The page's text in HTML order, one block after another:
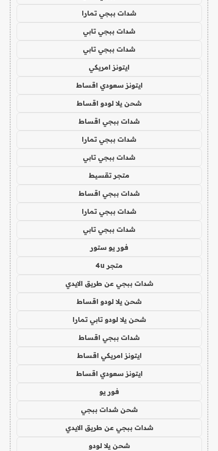
شدات ببجي تمارا
شدات ببجي تابي
شدات ببجي تابي
ايتونز امريكي
ايتونز سعودي اقساط
شحن يلا لودو اقساط
شدات ببجي اقساط
شدات ببجي تمارا
شدات ببجي تابي
متجر تقسيط
شدات ببجي اقساط
شدات ببجي تمارا
شدات ببجي تابي
فور يو ستور
متجر 4u
شدات ببجي عن طريق الايدي
شحن يلا لودو اقساط
شحن يلا لودو تابي تمارا
شدات ببجي اقساط
ايتونز امريكي اقساط
ايتونز سعودي اقساط
فور يو
شحن شدات ببجي
شدات ببجي عن طريق الايدي
شحن يلا لودو